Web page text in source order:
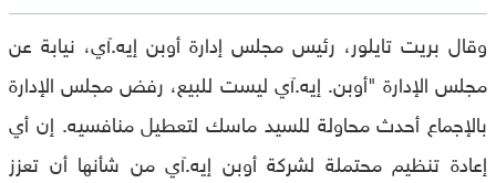
وقال بريت تايلور، رئيس مجلس إدارة أوبن إيه.آي، نيابة عن
مجلس الإدارة "أوبن. إيه.آي ليست للبيع، رفض مجلس الإدارة
بالإجماع أحدث محاولة للسيد ماسك لتعطيل منافسيه. إن أي
إعادة تنظيم محتملة لشركة أوبن إيه.آي من شأنها أن تعزز